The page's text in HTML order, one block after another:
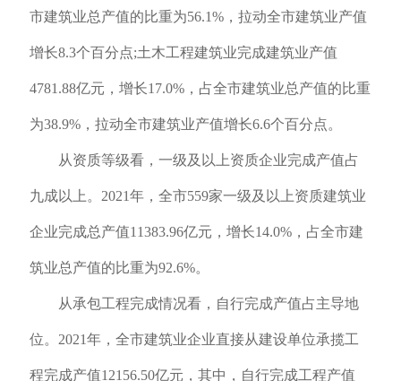
市建筑业总产值的比重为56.1%，拉动全市建筑业产值
增长8.3个百分点;土木工程建筑业完成建筑业产值
4781.88亿元，增长17.0%，占全市建筑业总产值的比重
为38.9%，拉动全市建筑业产值增长6.6个百分点。
从资质等级看，一级及以上资质企业完成产值占
九成以上。2021年，全市559家一级及以上资质建筑业
企业完成总产值11383.96亿元，增长14.0%，占全市建
筑业总产值的比重为92.6%。
从承包工程完成情况看，自行完成产值占主导地
位。2021年，全市建筑业企业直接从建设单位承揽工
程完成产值12156.50亿元，其中，自行完成工程产值